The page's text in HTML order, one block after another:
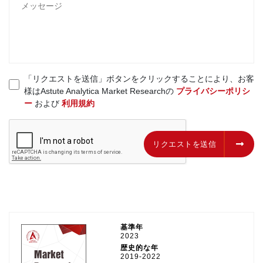
「リクエストを送信」ボタンをクリックすることにより、お客
様はAstute Analytica Market Researchの プライバシーポリシ
ーおよび 利用規約
リクエストを送信 リクエストを送信
基準年
2023
歴史的な年
2019-2022